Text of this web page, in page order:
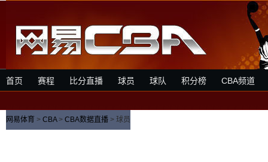
首页 赛程 比分直播 球员 球队 积分榜 CBA频道
网易体育 > CBA> CBA数据直播 > 球员